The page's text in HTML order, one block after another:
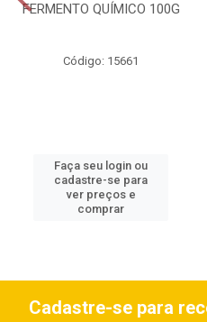
FERMENTO QUÍMICO 100G
Código: 15661
Faça seu login ou
cadastre-se para
ver preços e
comprar
Cadastre-se para